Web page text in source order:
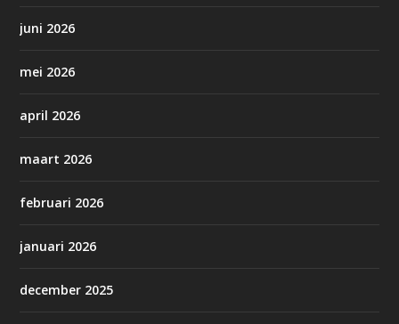
juni 2026
mei 2026
april 2026
maart 2026
februari 2026
januari 2026
december 2025